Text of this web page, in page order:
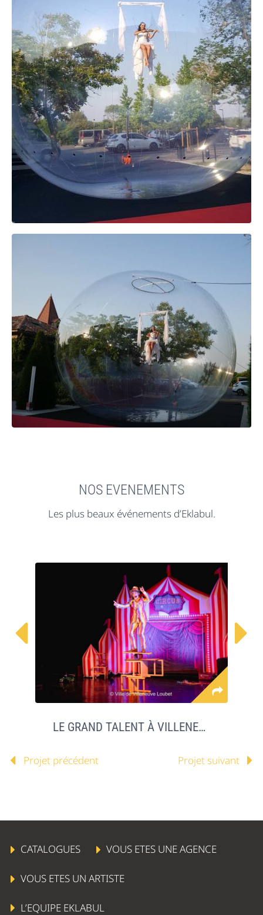
NOS EVENEMENTS
Les plus beaux événements d’Eklabul.
 
LE GRAND TALENT À VILLENEUVE LOUBET
Projet précédent Projet suivant
CATALOGUES VOUS ETES UNE AGENCE
VOUS ETES UN ARTISTE
L’EQUIPE EKLABUL